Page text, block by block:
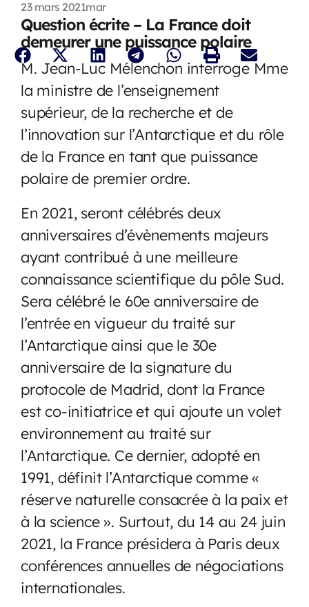
23 mars 2021mar
Question écrite – La France doit
demeurer une puissance polaire
M. Jean-Luc Mélenchon interroge Mme
la ministre de l’enseignement
supérieur, de la recherche et de
l’innovation sur l’Antarctique et du rôle
de la France en tant que puissance
polaire de premier ordre.
En 2021, seront célébrés deux
anniversaires d’évènements majeurs
ayant contribué à une meilleure
connaissance scientifique du pôle Sud.
Sera célébré le 60e anniversaire de
l’entrée en vigueur du traité sur
l’Antarctique ainsi que le 30e
anniversaire de la signature du
protocole de Madrid, dont la France
est co-initiatrice et qui ajoute un volet
environnement au traité sur
l’Antarctique. Ce dernier, adopté en
1991, définit l’Antarctique comme «
réserve naturelle consacrée à la paix et
à la science ». Surtout, du 14 au 24 juin
2021, la France présidera à Paris deux
conférences annuelles de négociations
internationales.